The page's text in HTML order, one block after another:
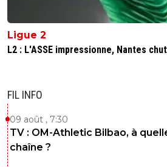
Ligue 2
L2 : L'ASSE impressionne, Nantes
FIL INFO
09 août , 7:30
TV : OM-Athletic Bilbao, à
chaîne ?